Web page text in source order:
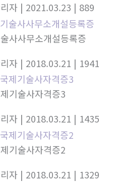
자 | 2021.03.23 | 889
사사무소개설등록증
자 | 2018.03.21 | 1941
기술사자격증3
자 | 2018.03.21 | 1435
기술사자격증2
자 | 2018.03.21 | 1329